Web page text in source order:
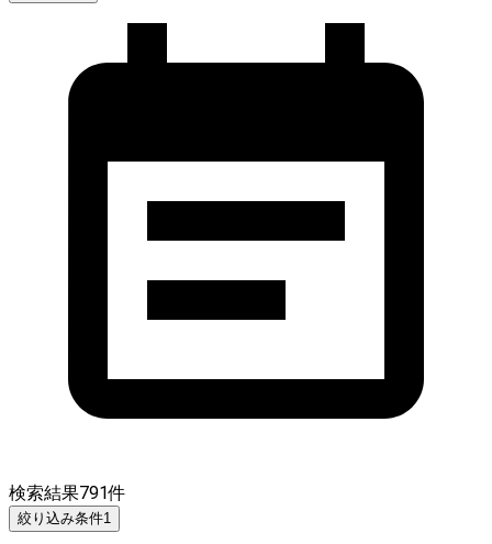
検索結果791件
絞り込み条件1